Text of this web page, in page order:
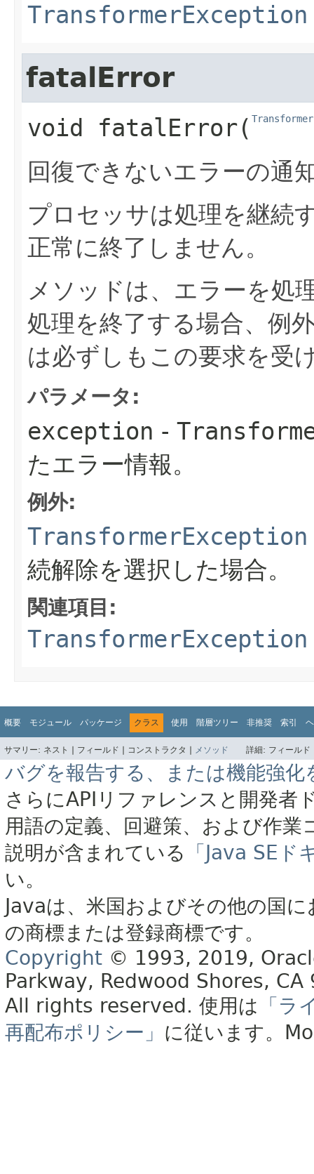
TransformerException
fatalError
void fatalError​(
回復できないエラーの通
プロセッサは処理を継続
正常に終了しません。
メソッドは、エラーを処
処理を終了する場合、例
は必ずしもこの要求を受
パラメータ:
exception -
たエラー情報。
例外:
TransformerException
続解除を選択した場合。
関連項目:
TransformerException
概要 モジュール パッケージ クラス 使用 階層ツリー 非推奨 索引
サマリー: ネスト | フィールド | コンストラクタ | メソッド 詳細: フィール
バグを報告する、または機能強化
さらにAPIリファレンスと開発者
用語の定義、回避策、および作
説明が含まれている
「Java SE
い。
Javaは、米国およびその他の国
の商標または登録商標です。
Copyright © 1993, 2019,
Parkway, Redwood Shores, CA
All rights reserved. 使用は 「ラ
再配布ポリシー」 に従います。